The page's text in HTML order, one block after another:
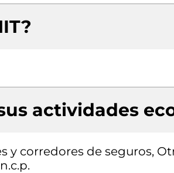
actividades
y corredores de seguros,